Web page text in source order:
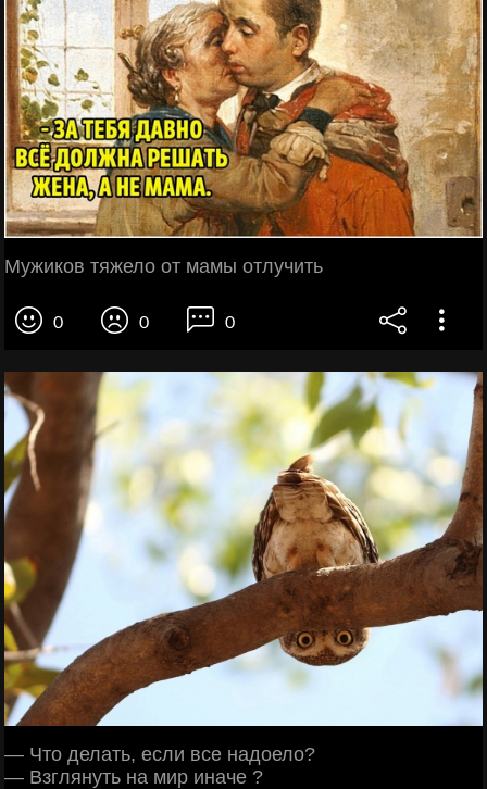
Мужиков тяжело от мамы отлучить
0 0 0
— Что делать, если все надоело?
— Взглянуть на мир иначе ?